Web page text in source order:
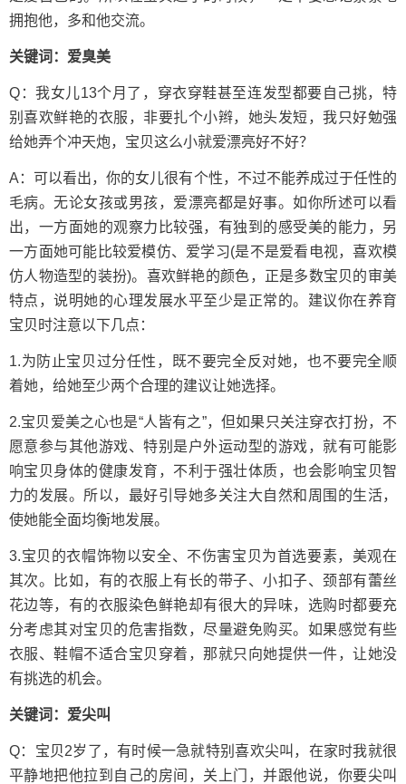
拥抱他，多和他交流。
关键词：爱臭美
Q：我女儿13个月了，穿衣穿鞋甚至连发型都要自己挑，特
别喜欢鲜艳的衣服，非要扎个小辫，她头发短，我只好勉强
给她弄个冲天炮，宝贝这么小就爱漂亮好不好？
A：可以看出，你的女儿很有个性，不过不能养成过于任性的
毛病。无论女孩或男孩，爱漂亮都是好事。如你所述可以看
出，一方面她的观察力比较强，有独到的感受美的能力，另
一方面她可能比较爱模仿、爱学习(是不是爱看电视，喜欢模
仿人物造型的装扮)。喜欢鲜艳的颜色，正是多数宝贝的审美
特点，说明她的心理发展水平至少是正常的。建议你在养育
宝贝时注意以下几点：
1.为防止宝贝过分任性，既不要完全反对她，也不要完全顺
着她，给她至少两个合理的建议让她选择。
2.宝贝爱美之心也是“人皆有之”，但如果只关注穿衣打扮，不
愿意参与其他游戏、特别是户外运动型的游戏，就有可能影
响宝贝身体的健康发育，不利于强壮体质，也会影响宝贝智
力的发展。所以，最好引导她多关注大自然和周围的生活，
使她能全面均衡地发展。
3.宝贝的衣帽饰物以安全、不伤害宝贝为首选要素，美观在
其次。比如，有的衣服上有长的带子、小扣子、颈部有蕾丝
花边等，有的衣服染色鲜艳却有很大的异味，选购时都要充
分考虑其对宝贝的危害指数，尽量避免购买。如果感觉有些
衣服、鞋帽不适合宝贝穿着，那就只向她提供一件，让她没
有挑选的机会。
关键词：爱尖叫
Q：宝贝2岁了，有时候一急就特别喜欢尖叫，在家时我就很
平静地把他拉到自己的房间，关上门，并跟他说，你要尖叫